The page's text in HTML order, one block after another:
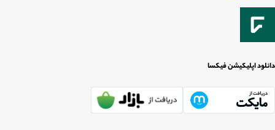
دانلود اپلیکیشن فیکسا